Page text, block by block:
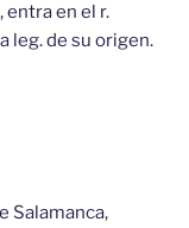
entra en el r.
leg. de su origen.
Salamanca,